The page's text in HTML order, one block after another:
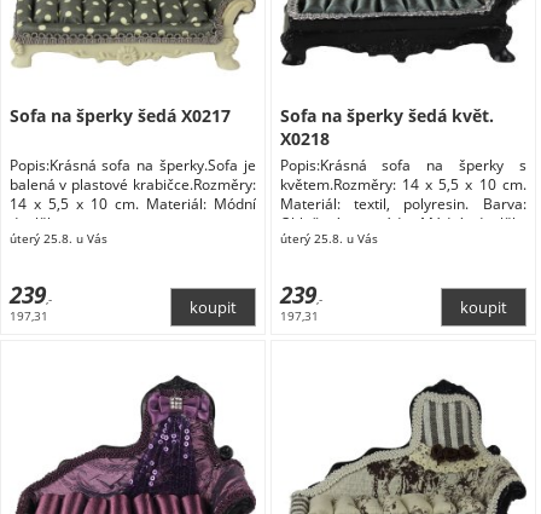
Sofa na šperky šedá X0217
Popis:Krásná sofa na šperky.Sofa je
balená v plastové krabičce.Rozměry:
14 x 5,5 x 10 cm. Materiál: Módní
doplňky
úterý 25.8. u Vás
239,-
197,31
Sofa na šperky šedá květ.
X0218
Popis:Krásná sofa na šperky s
květem.Rozměry: 14 x 5,5 x 10 cm.
Materiál: textil, polyresin. Barva:
Oblečení a móda Módní doplňky
Šperky Dárkové krabičky na šperky
úterý 25.8. u Vás
239,-
197,31